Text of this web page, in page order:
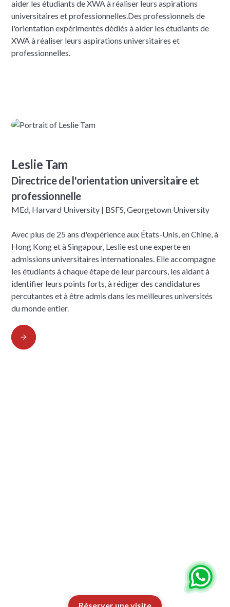
aider les étudiants de XWA à réaliser leurs aspirations
universitaires et professionnelles.Des professionnels de
l'orientation expérimentés dédiés à aider les étudiants de
XWA à réaliser leurs aspirations universitaires et
professionnelles.
Leslie Tam
Directrice de l'orientation universitaire et
professionnelle
MEd, Harvard University | BSFS, Georgetown University
Avec plus de 25 ans d'expérience aux États-Unis, en Chine, à
Hong Kong et à Singapour, Leslie est une experte en
admissions universitaires internationales. Elle accompagne
les étudiants à chaque étape de leur parcours, les aidant à
identifier leurs points forts, à rédiger des candidatures
percutantes et à être admis dans les meilleures universités
du monde entier.
Réserver une visite